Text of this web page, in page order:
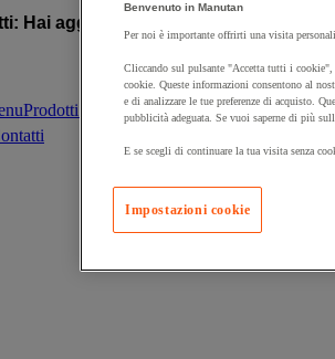
Hai aggiunto al tuo carrello un
Prodotti sostenibili
Benvenuto in Manutan
Per noi è importante offrirti una visita
Cliccando sul pulsante "Accetta tutti i
cookie. Queste informazioni consentono al
e di analizzare le tue preferenze di acquisto.
pubblicità adeguata. Se vuoi saperne di più
E se scegli di continuare la tua visita senza
Impostazioni cookie